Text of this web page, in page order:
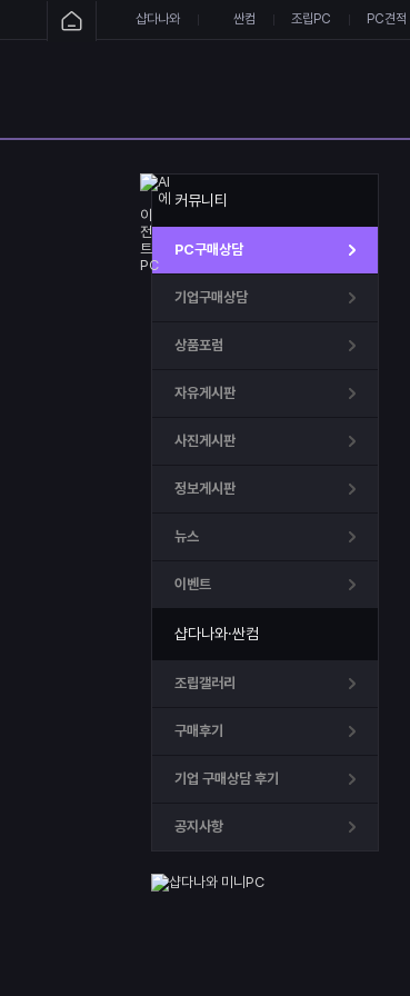
샵다나와 싼컴 조립PC PC견적
커뮤니티
PC구매상담
기업구매상담
상품포럼
자유게시판
사진게시판
정보게시판
뉴스
이벤트
샵다나와·싼컴
조립갤러리
구매후기
기업 구매상담 후기
공지사항